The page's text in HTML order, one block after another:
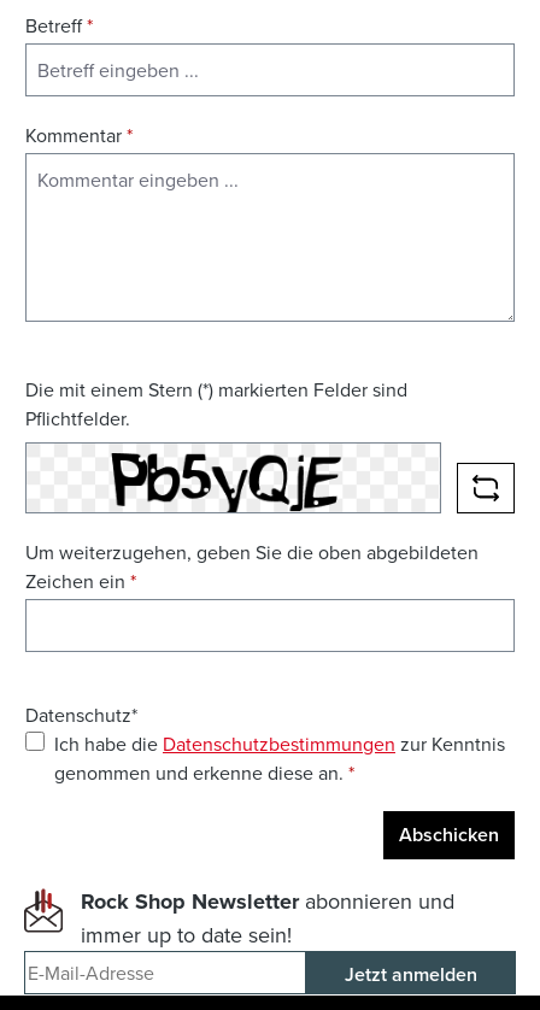
Betreff*
Kommentar*
Die mit einem Stern (*) markierten Felder sind
Pflichtfelder.
Um weiterzugehen, geben Sie die oben abgebildeten
Zeichen ein *
Datenschutz*
Ich habe die Datenschutzbestimmungen zur Kenntnis
genommen und erkenne diese an. *
Abschicken
Rock Shop Newsletterabonnieren und
immer up to date sein!
E-Mail-Adresse